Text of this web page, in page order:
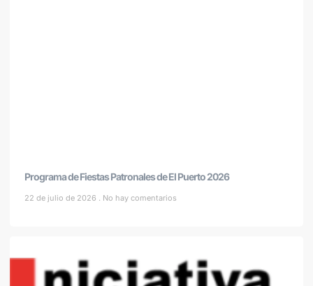
Programa de Fiestas Patronales de El Puerto 2026
22 de julio de 2026 No hay comentarios